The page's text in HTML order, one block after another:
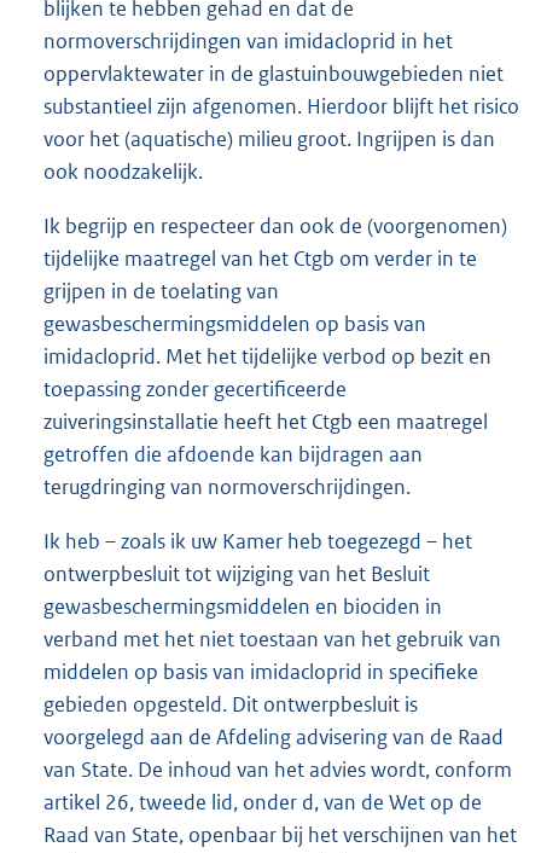
blijken te hebben gehad en dat de
normoverschrijdingen van imidacloprid in het
oppervlaktewater in de glastuinbouwgebieden niet
substantieel zijn afgenomen. Hierdoor blijft het risico
voor het (aquatische) milieu groot. Ingrijpen is dan
ook noodzakelijk.
Ik begrijp en respecteer dan ook de (voorgenomen)
tijdelijke maatregel van het Ctgb om verder in te
grijpen in de toelating van
gewasbeschermingsmiddelen op basis van
imidacloprid. Met het tijdelijke verbod op bezit en
toepassing zonder gecertificeerde
zuiveringsinstallatie heeft het Ctgb een maatregel
getroffen die afdoende kan bijdragen aan
terugdringing van normoverschrijdingen.
Ik heb – zoals ik uw Kamer heb toegezegd – het
ontwerpbesluit tot wijziging van het Besluit
gewasbeschermingsmiddelen en biociden in
verband met het niet toestaan van het gebruik van
middelen op basis van imidacloprid in specifieke
gebieden opgesteld. Dit ontwerpbesluit is
voorgelegd aan de Afdeling advisering van de Raad
van State. De inhoud van het advies wordt, conform
artikel 26, tweede lid, onder d, van de Wet op de
Raad van State, openbaar bij het verschijnen van het